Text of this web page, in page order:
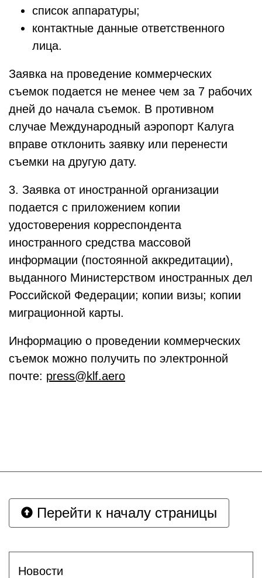
список аппаратуры;
контактные данные ответственного
лица.
Заявка на проведение коммерческих
съемок подается не менее чем за 7 рабочих
дней до начала съемок. В противном
случае Международный аэропорт Калуга
вправе отклонить заявку или перенести
съемки на другую дату.
3. Заявка от иностранной организации
подается с приложением копии
удостоверения корреспондента
иностранного средства массовой
информации (постоянной аккредитации),
выданного Министерством иностранных дел
Российской Федерации; копии визы; копии
миграционной карты.
Информацию о проведении коммерческих
съемок можно получить по электронной
почте: press@klf.aero
Перейти к началу страницы
Новости